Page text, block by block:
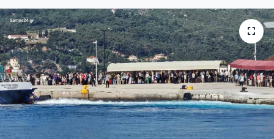
ÖZEL HABER
RÖPORTAJLAR
SAĞLIK
SİYASET
GÜNCEL